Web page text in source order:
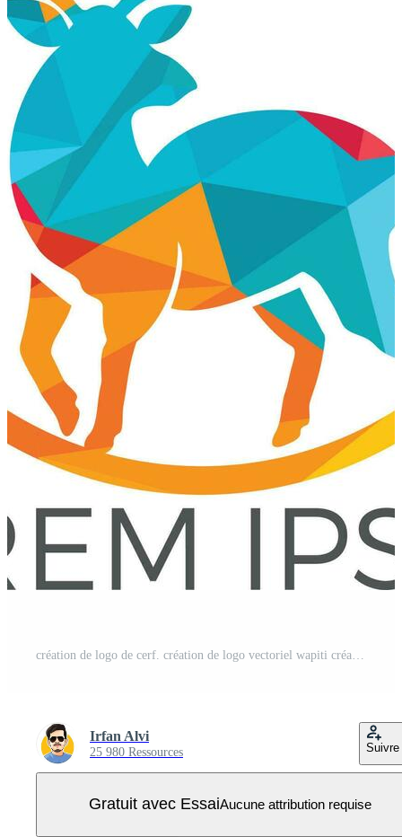
Irfan Alvi
25 980 Ressources Suivre
Gratuit avec EssaiAucune attribution requise